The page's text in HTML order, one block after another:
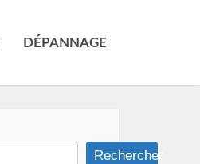
DÉPANNAGE
Rechercher